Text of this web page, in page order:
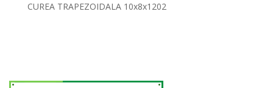
CUREA TRAPEZOIDALA 10x8x1202